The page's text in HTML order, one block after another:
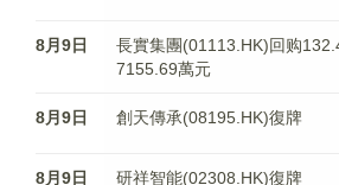
8月9日
長實集團(01113.HK)回购
7155.69萬元
8月9日 創天傳承(08195.HK)復牌
8月9日 研祥智能(02308.HK)復牌